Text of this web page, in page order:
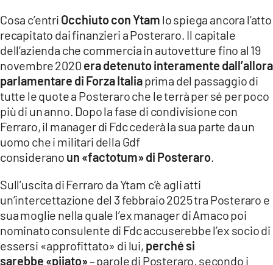
Cosa c’entri Occhiuto con Ytam lo spiega ancora l’atto
recapitato dai finanzieri a Posteraro. Il capitale
dell’azienda che commercia in autovetture fino al 19
novembre 2020 era detenuto interamente dall’allora
parlamentare di Forza Italiaprima del passaggio di
tutte le quote a Posteraro che le terrà per sé per poco
più di un anno. Dopo la fase di condivisione con
Ferraro, il manager di Fdc cederà la sua parte da un
uomo che i militari della Gdf
considerano un «factotum» di Posteraro.
Sull’uscita di Ferraro da Ytam c’è agli atti
un’intercettazione del 3 febbraio 2025 tra Posteraro e
sua moglie nella quale l’ex manager di Amaco poi
nominato consulente di Fdc accuserebbe l’ex socio di
essersi «approfittato» di lui, perché si
sarebbe «pijato»– parole di Posteraro, secondo i